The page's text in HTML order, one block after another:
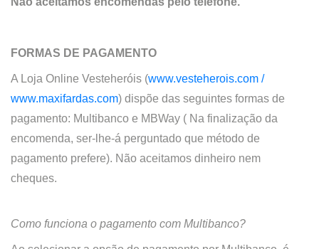
FORMAS DE PAGAMENTO
A Loja Online Vesteheróis (www.vesteherois.com /
www.maxifardas.com) dispõe das seguintes formas de
pagamento: Multibanco e MBWay ( Na finalização da
encomenda, ser-lhe-á perguntado que método de
pagamento prefere). Não aceitamos dinheiro nem
cheques.
Como funciona o pagamento com Multibanco?